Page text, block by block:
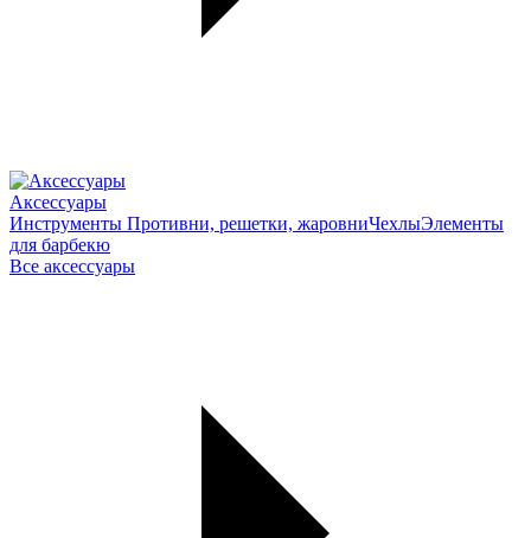
Аксессуары
Инструменты Противни, решетки, жаровниЧехлыЭлементы
для барбекю
Все аксессуары